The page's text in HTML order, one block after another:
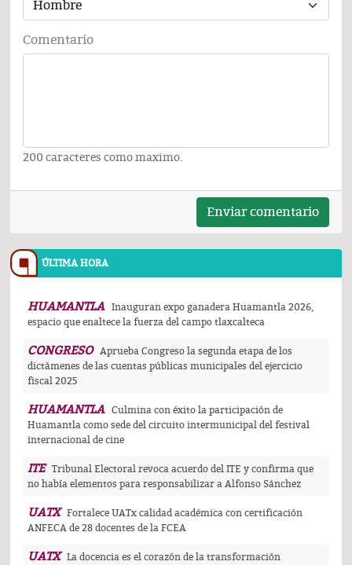
Comentario
200 caracteres como maximo.
Enviar comentario
ÚLTIMA HORA
HUAMANTLA
Inauguran expo ganadera Huamantla 2026,
espacio que enaltece la fuerza del campo tlaxcalteca
CONGRESO
Aprueba Congreso la segunda etapa de los
dictámenes de las cuentas públicas municipales del ejercicio
fiscal 2025
HUAMANTLA
Culmina con éxito la participación de
Huamantla como sede del circuito intermunicipal del festival
internacional de cine
ITE
Tribunal Electoral revoca acuerdo del ITE y confirma que
no había elementos para responsabilizar a Alfonso Sánchez
UATX
Fortalece UATx calidad académica con certificación
ANFECA de 28 docentes de la FCEA
UATX
La docencia es el corazón de la transformación